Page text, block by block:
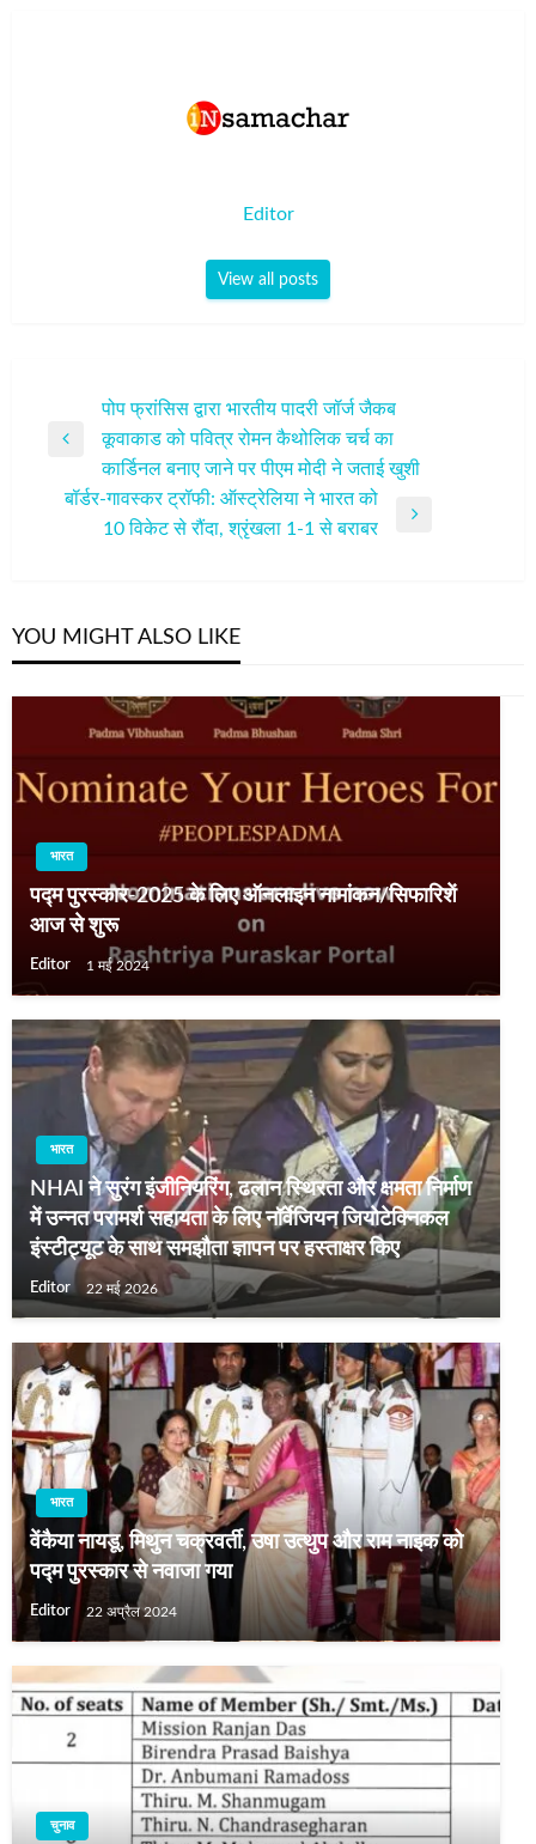
Editor
View all posts
नेविगेशन
Previous
पोप फ्रांसिस द्वारा भारतीय पादरी जॉर्ज जैकब
कूवाकाड को पवित्र रोमन कैथोलिक चर्च का
कार्डिनल बनाए जाने पर पीएम मोदी ने जताई खुशी
बॉर्डर-गावस्कर ट्रॉफी: ऑस्ट्रेलिया ने भारत को
10 विकेट से रौंदा, श्रृंखला 1-1 से बराबर
YOU MIGHT ALSO LIKE
भारत
पद्म पुरस्‍कार-2025 के लिए ऑनलाइन नामांकन/सिफारिशें
आज से शुरू
Editor 1 मई 2024
भारत
NHAI ने सुरंग इंजीनियरिंग, ढलान स्थिरता और क्षमता निर्माण
में उन्नत परामर्श सहायता के लिए नॉर्वेजियन जियोटेक्निकल
इंस्टीट्यूट के साथ समझौता ज्ञापन पर हस्ताक्षर किए
Editor 22 मई 2026
भारत
वेंकैया नायडू, मिथुन चक्रवर्ती, उषा उत्थुप और राम नाइक को
पद्म पुरस्कार से नवाजा गया
Editor 22 अप्रैल 2024
चुनाव